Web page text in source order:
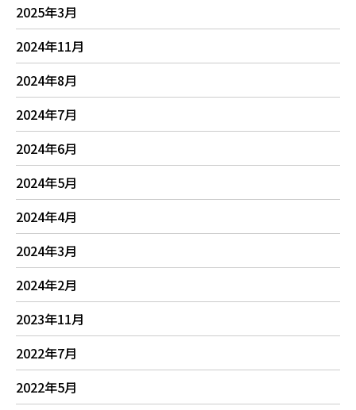
2025年3月
2024年11月
2024年8月
2024年7月
2024年6月
2024年5月
2024年4月
2024年3月
2024年2月
2023年11月
2022年7月
2022年5月